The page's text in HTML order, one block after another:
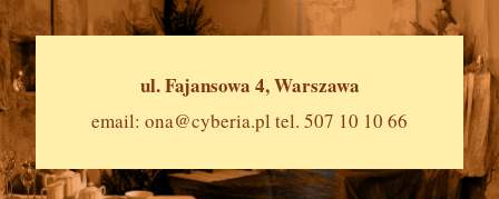
ul. Fajansowa 4, Warszawa
email: ona@cyberia.pl tel. 507 10 10 66